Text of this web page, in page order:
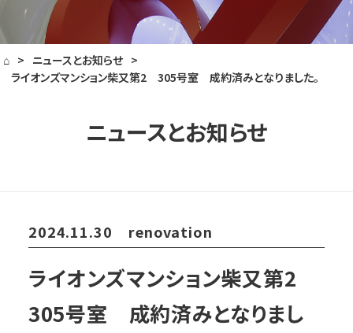
⌂ > ニュースとお知らせ >
ライオンズマンション柴又第2 305号室 成約済みとなりました。
ニュースとお知らせ
2024.11.30 renovation
ライオンズマンション柴又第2
305号室 成約済みとなりまし